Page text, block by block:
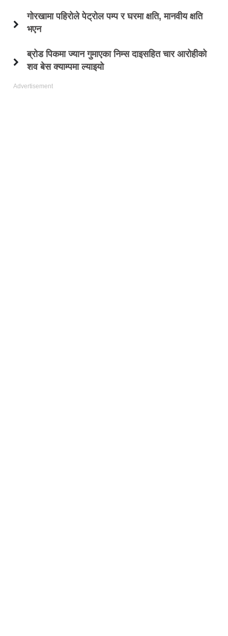
गोरखामा पहिरोले पेट्रोल पम्प र घरमा क्षति, मानवीय क्षति
भएन
ब्रोड पिकमा ज्यान गुमाएका निम्स दाइसहित चार आरोहीको
शव बेस क्याम्पमा ल्याइयो